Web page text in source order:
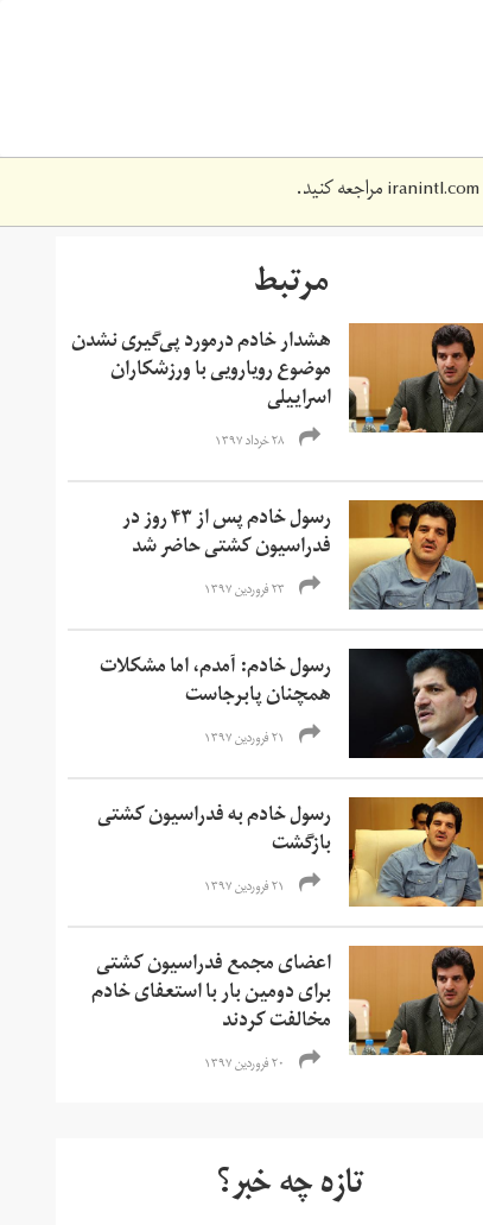
iranintl.comمراجعه کنید.
مرتبط
هشدار خادم درمورد پی‌گیری نشدن
موضوع رویارویی با ورزشکاران
اسراییلی
۲۸ خرداد ۱۳۹۷
رسول خادم پس از ۴۳ روز در
فدراسیون کشتی حاضر شد
۲۳ فروردین ۱۳۹۷
رسول خادم: آمدم، اما مشکلات
همچنان پابرجاست
۲۱ فروردین ۱۳۹۷
رسول خادم به فدراسیون کشتی
بازگشت
۲۱ فروردین ۱۳۹۷
اعضای مجمع فدراسیون کشتی
برای دومین بار با استعفای خادم
مخالفت کردند
۲۰ فروردین ۱۳۹۷
تازه چه خبر؟